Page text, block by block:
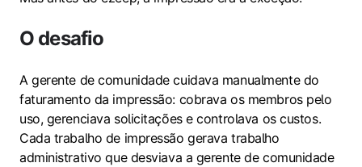
O desafio
A gerente de comunidade cuidava manualmente do
faturamento da impressão: cobrava os membros pelo
uso, gerenciava solicitações e controlava os custos.
Cada trabalho de impressão gerava trabalho
administrativo que desviava a gerente de comunidade